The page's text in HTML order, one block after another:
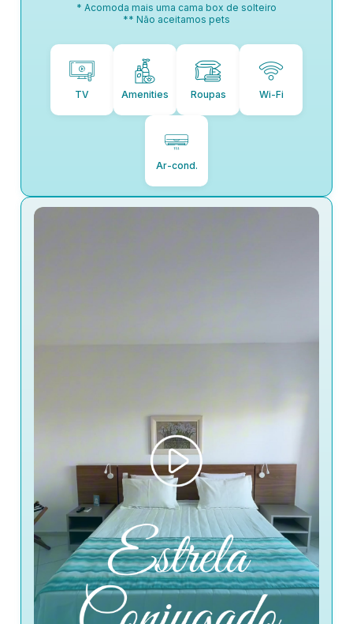
* Acomoda mais uma cama box de solteiro
** Não aceitamos pets
TV Amenities Roupas Wi-Fi
Ar-cond.